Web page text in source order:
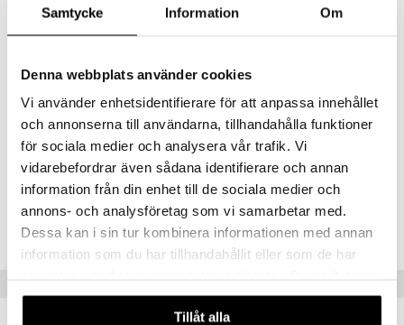
Samtycke Information Om
Denna webbplats använder cookies
Vi använder enhetsidentifierare för att anpassa innehållet
och annonserna till användarna, tillhandahålla funktioner
för sociala medier och analysera vår trafik. Vi
vidarebefordrar även sådana identifierare och annan
information från din enhet till de sociala medier och
annons- och analysföretag som vi samarbetar med.
Dessa kan i sin tur kombinera informationen med annan
information som du har tillhandahållit eller som de har
våra cookies vid fortsatt användande av vår webbplats.
Tillåt alla
Det finns en anledning till att man aldrig byter tvål efter att ha provat
en äkta Aleppo tvål.
Olea europaea fruit oil, Laurus nobilis fruit oil (12%), Aqua, (Sodium
hydroxide*) *( används vid alla förtvålningsprocesser, finns inget kvar
I färdig produkt)
Artikelnr
HAAS1-AN-200
Lägsta pris senaste 30 dagarna: 89 kr
utan sol
K
svar